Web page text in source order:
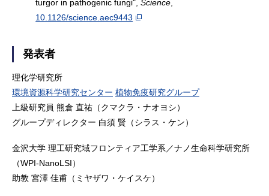
turgor in pathogenic fungi",Science
10.1126/science.aec9443
発表者
理化学研究所
環境資源科学研究センター 植物免疫研究グループ
上級研究員 熊倉 直祐（クマクラ・ナオヨシ）
グループディレクター 白須 賢（シラス・ケン）
金沢大学 理工研究域フロンティア工学系／ナノ生命科学研究所
（WPI-NanoLSI）
助教 宮澤 佳甫（ミヤザワ・ケイスケ）